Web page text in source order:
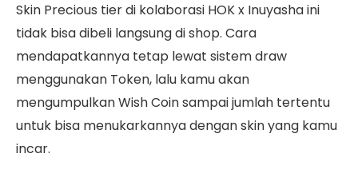
Skin Precious tier di kolaborasi HOK x Inuyasha ini
tidak bisa dibeli langsung di shop. Cara
mendapatkannya tetap lewat sistem draw
menggunakan Token, lalu kamu akan
mengumpulkan Wish Coin sampai jumlah tertentu
untuk bisa menukarkannya dengan skin yang kamu
incar.